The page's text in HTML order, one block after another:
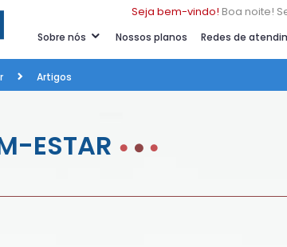
Seja bem-vindo! Boa noite!
Sobre nós Nossos planos Redes de
Artigos
ESTAR